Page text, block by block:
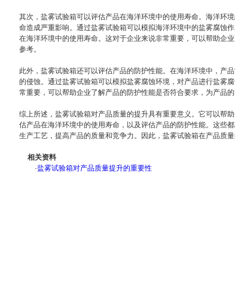
其次，盐雾试验箱可以评估产品在海洋环境中的使用寿命。海洋环
命造成严重影响。通过盐雾试验箱可以模拟海洋环境中的盐雾腐蚀
在海洋环境中的使用寿命。这对于企业来说非常重要，可以帮助企
参考。
此外，盐雾试验箱还可以评估产品的防护性能。在海洋环境中，产
的侵蚀。通过盐雾试验箱可以模拟盐雾腐蚀环境，对产品进行盐雾
常重要，可以帮助企业了解产品的防护性能是否符合要求，为产品的
综上所述，盐雾试验箱对产品质量的提升具有重要意义。它可以帮
估产品在海洋环境中的使用寿命，以及评估产品的防护性能。这些
生产工艺，提高产品的质量和竞争力。因此，盐雾试验箱在产品质量
相关资料
·盐雾试验箱对产品质量提升的重要性